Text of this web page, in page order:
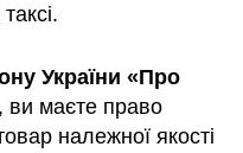
України «Про
, ви маєте право
належної якості